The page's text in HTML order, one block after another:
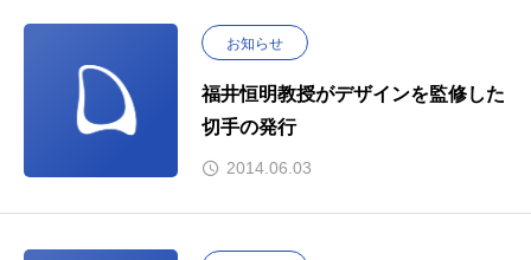
お知らせ
福井恒明教授がデザインを監修した
切手の発行
2014.06.03